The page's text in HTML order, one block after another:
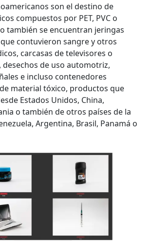
son el destino de
compuestos por PET, PVC o
también se encuentran jeringas
contuvieron sangre y otros
carcasas de televisores o
de uso automotriz,
e incluso contenedores
material tóxico, productos que
Estados Unidos, China,
o también de otros países de la
Argentina, Brasil, Panamá o